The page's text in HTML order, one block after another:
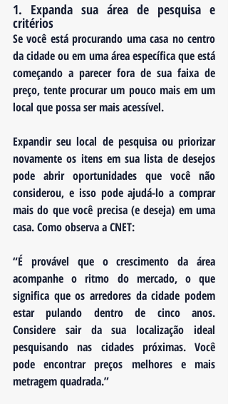
1. Expanda sua área de pesquisa e
critérios
Se você está procurando uma casa no centro
da cidade ou em uma área específica que está
começando a parecer fora de sua faixa de
preço, tente procurar um pouco mais em um
local que possa ser mais acessível.
Expandir seu local de pesquisa ou priorizar
novamente os itens em sua lista de desejos
pode abrir oportunidades que você não
considerou, e isso pode ajudá-lo a comprar
mais do que você precisa (e deseja) em uma
casa. Como observa a CNET:
“É provável que o crescimento da área
acompanhe o ritmo do mercado, o que
significa que os arredores da cidade podem
estar pulando dentro de cinco anos.
Considere sair da sua localização ideal
pesquisando nas cidades próximas. Você
pode encontrar preços melhores e mais
metragem quadrada.”